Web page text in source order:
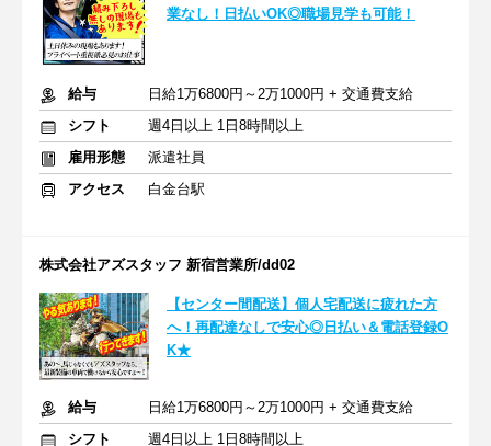
業なし！日払いOK◎職場見学も可能！
給与
日給1万6800円～2万1000円 + 交通費支給
シフト
週4日以上 1日8時間以上
雇用形態
派遣社員
アクセス
白金台駅
株式会社アズスタッフ 新宿営業所/dd02
【センター間配送】個人宅配送に疲れた方
へ！再配達なしで安心◎日払い＆電話登録O
K★
給与
日給1万6800円～2万1000円 + 交通費支給
シフト
週4日以上 1日8時間以上